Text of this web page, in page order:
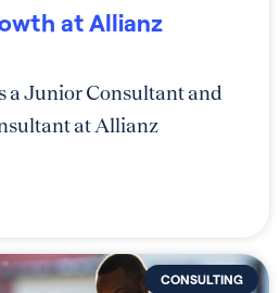
at Allianz
a Junior Consultant and
at Allianz
CONSULTING